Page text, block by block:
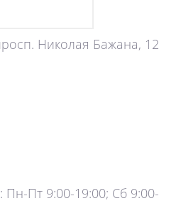
Николая Бажана, 12
Пт 9:00-19:00; Сб 9:00-